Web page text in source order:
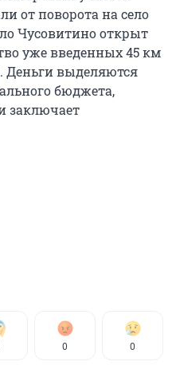
от поворота на село
Чусовитино открыт
уже введенных 45 км
Деньги выделяются
бюджета,
заключает
0 0